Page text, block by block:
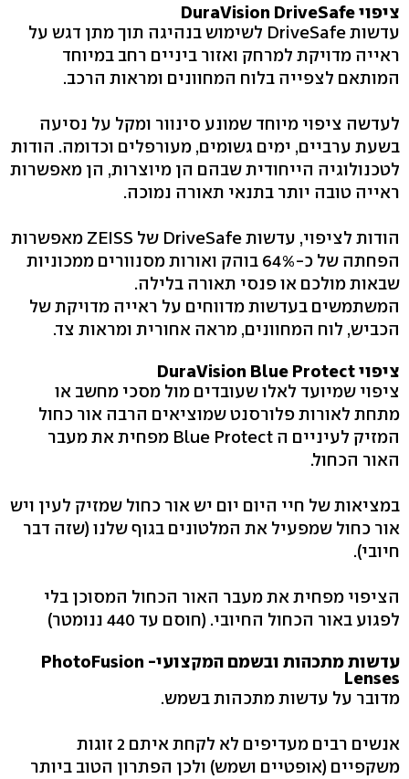
ציפוי DuraVision DriveSafe
עדשות DriveSafe לשימוש בנהיגה תוך מתן דגש על
ראייה מדויקת למרחק ואזור ביניים רחב במיוחד
המותאם לצפייה בלוח המחוונים ומראות הרכב.
לעדשה ציפוי מיוחד שמונע סינוור ומקל על נסיעה
בשעת ערביים, ימים גשומים, מעורפלים וכדומה. הודות
לטכנולוגיה הייחודית שבהם הן מיוצרות, הן מאפשרות
ראייה טובה יותר בתנאי תאורה נמוכה.
הודות לציפוי, עדשות DriveSafe של ZEISS מאפשרות
הפחתה של כ-64% בוהק ואורות מסנוורים ממכוניות
שבאות מולכם או פנסי תאורה בלילה.
המשתמשים בעדשות מדווחים על ראייה מדויקת של
הכביש, לוח המחוונים, מראה אחורית ומראות צד.
ציפוי DuraVision Blue Protect
ציפוי שמיועד לאלו שעובדים מול מסכי מחשב או
מתחת לאורות פלורסנט שמוציאים הרבה אור כחול
המזיק לעיניים ה Blue Protect מפחית את מעבר
האור הכחול.
במציאות של חיי היום יום יש אור כחול שמזיק לעין ויש
אור כחול שמפעיל את המלטונים בגוף שלנו (שזה דבר
חיובי).
הציפוי מפחית את מעבר האור הכחול המסוכן בלי
לפגוע באור הכחול החיובי. (חוסם עד 440 ננומטר)
עדשות מתכהות ובשמם המקצועי- PhotoFusion
Lenses
מדובר על עדשות מתכהות בשמש.
אנשים רבים מעדיפים לא לקחת איתם 2 זוגות
משקפיים (אופטיים ושמש) ולכן הפתרון הטוב ביותר